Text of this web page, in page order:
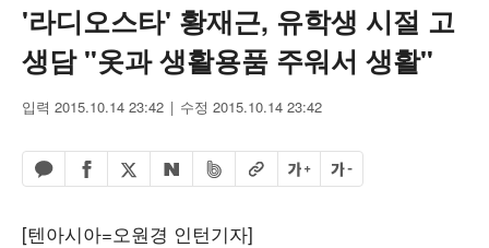
'라디오스타' 황재근, 유학생 시절 고
생담 "옷과 생활용품 주워서 생활"
입력 2015.10.14 23:42 수정 2015.10.14 23:42
카카오톡 공유하기
페이스북 공유하기
엑스 공유하기
네이버 공유하기
밴드 공유하기
URL복사글자 크게글자 작게
[텐아시아=오원경 인턴기자]